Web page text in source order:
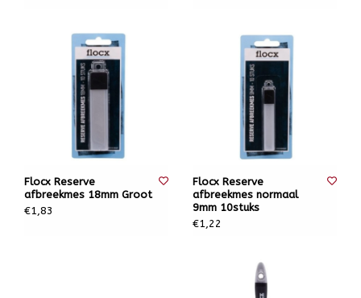
Flocx Reserve
afbreekmes 18mm Groot
€1,83
Flocx Reserve
afbreekmes normaal
9mm 10stuks
€1,22